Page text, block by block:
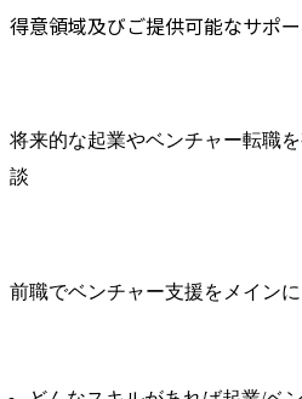
得意領域及びご提供可能なサポ
将来的な起業やベンチャー転職
談
前職でベンチャー支援をメイン